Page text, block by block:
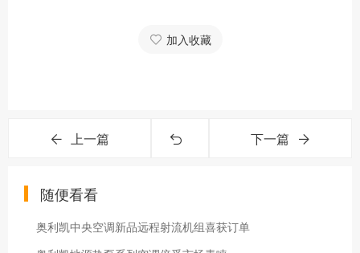
加入收藏
上一篇 下一篇
随便看看
奥利凯中央空调新品远程射流机组喜获订单